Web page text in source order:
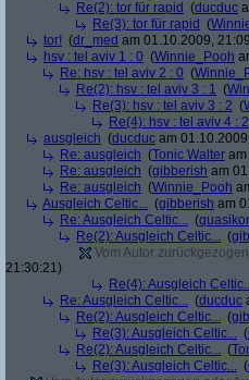
Re(2): tor für rapid (ducduc
Re(3): tor für rapid (
tor! (dr_med am 01.10.2009,
hsv : tel aviv 1 : 0 (Winnie_Pooh
Re: hsv : tel aviv 2 : 0 (
Re(2): hsv : tel aviv 3 : 1 (
Re(3): hsv : tel aviv 3 : 2 (
Re(4): hsv : tel aviv 4 : 2
ausgleich (ducduc am
Re: ausgleich (Tonic Walter
Re: ausgleich (gibberish am
Re: ausgleich (Winnie_Pooh
Ausgleich Celtic... (gibberish am
Re: Ausgleich Celtic... (
Re(2): Ausgleich Celtic... (
Vom Autor
21:30:21)
Re(4): Ausgleich
Re: Ausgleich Celtic... (ducduc
Re(2): Ausgleich Celtic... (
Re(3): Ausgleich Celtic... (
Re(2): Ausgleich Celtic... (
Re(3): Ausgleich Celtic... (